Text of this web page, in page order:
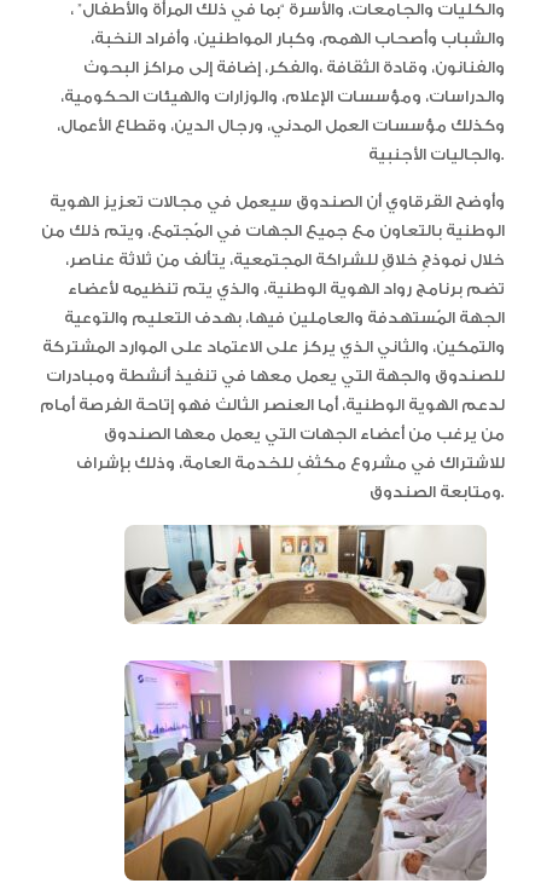
والكليات والجامعات، والأسرة “بما في ذلك المرأة والأطفال” ،
والشباب وأصحاب الهمم، وكبار المواطنين، وأفراد النخبة،
والفنانون، وقادة الثقافة ،والفكر، إضافة إلى مراكز البحوث
والدراسات، ومؤسسات الإعلام، والوزارات والهيئات الحكومية،
وكذلك مؤسسات العمل المدني، ورجال الدين، وقطاع الأعمال،
والجاليات الأجنبية.
وأوضح القرقاوي أن الصندوق سيعمل في مجالات تعزيز الهوية
الوطنية بالتعاون مع جميع الجهات في المُجتمع، ويتم ذلك من
خلال نموذجٍ خلاقٍ للشراكة المجتمعية، يتألف من ثلاثة عناصر،
تضم برنامج رواد الهوية الوطنية، والذي يتم تنظيمه لأعضاء
الجهة المُستهدفة والعاملين فيها، بهدف التعليم والتوعية
والتمكين، والثاني الذي يركز على الاعتماد على الموارد المشتركة
للصندوق والجهة التي يعمل معها في تنفيذ أنشطة ومبادرات
لدعم الهوية الوطنية، أما العنصر الثالث فهو إتاحة الفرصة أمام
من يرغب من أعضاء الجهات التي يعمل معها الصندوق
للاشتراك في مشروع مكثفٍ للخدمة العامة، وذلك بإشراف
ومتابعة الصندوق.